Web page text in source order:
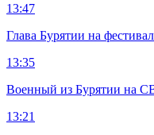
13:47
Глава Бурятии на
13:35
Военный из Бурятии на
13:21